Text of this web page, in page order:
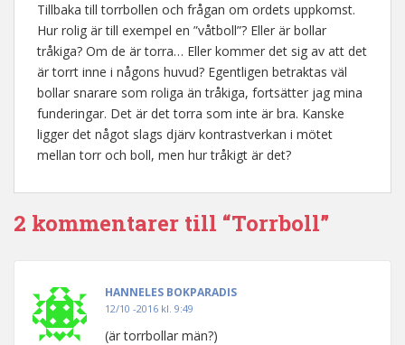
Tillbaka till torrbollen och frågan om ordets uppkomst.
Hur rolig är till exempel en ”våtboll”? Eller är bollar
tråkiga? Om de är torra… Eller kommer det sig av att det
är torrt inne i någons huvud? Egentligen betraktas väl
bollar snarare som roliga än tråkiga, fortsätter jag mina
funderingar. Det är det torra som inte är bra. Kanske
ligger det något slags djärv kontrastverkan i mötet
mellan torr och boll, men hur tråkigt är det?
2 kommentarer till “Torrboll”
HANNELES BOKPARADIS
12/10 -2016 kl. 9:49
(är torrbollar män?)